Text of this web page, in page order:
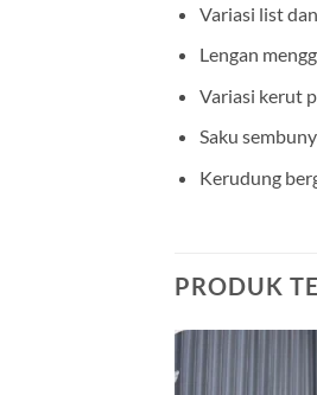
Variasi list
Lengan
Variasi kerut
Saku
Kerudung
PRODUK